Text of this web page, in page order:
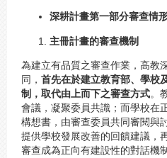
深耕計畫第一部分審查情
主冊計畫的審查機制
為建立有品質之審查作業，高教
同， 首先在於建立教育部、學校
制，取代由上而下之審查方式。
會議，凝聚委員共識；而學校在
構想書，由審查委員共同審閱與
提供學校發展改善的回饋建議，
審查成為正向有建設性的對話機制